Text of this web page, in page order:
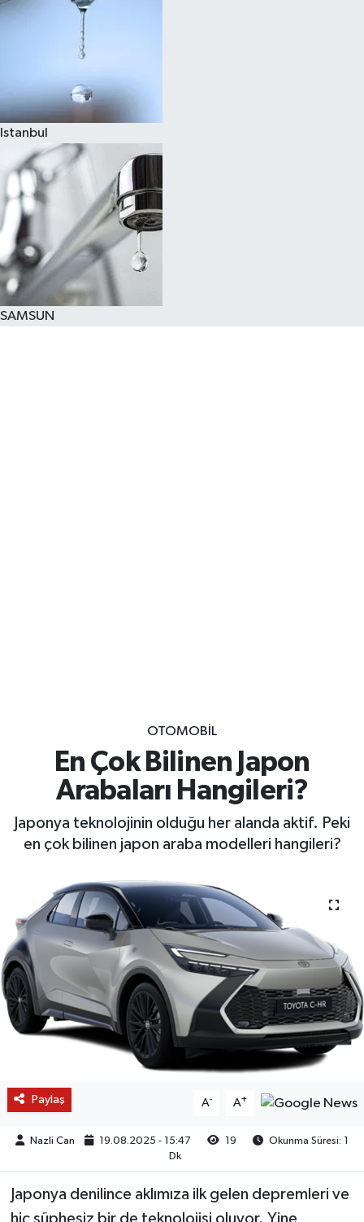
Istanbul
SAMSUN
OTOMOBİL
En Çok Bilinen Japon
Arabaları Hangileri?
Japonya teknolojinin olduğu her alanda aktif. Peki
en çok bilinen japon araba modelleri hangileri?
Paylaş A- A+
Nazli Can 19.08.2025 - 15:47 19
Okunma Süresi: 1
Dk
Japonya denilince aklımıza ilk gelen depremleri ve
hiç şüphesiz bir de teknolojisi oluyor. Yine